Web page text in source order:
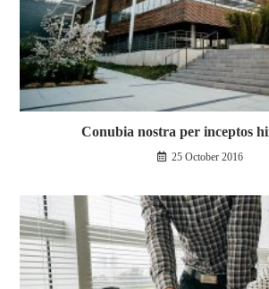
Conubia nostra per inceptos
25 October 2016